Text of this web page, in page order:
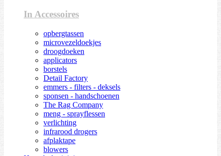
In Accessoires
opbergtassen
microvezeldoekjes
droogdoeken
applicators
borstels
Detail Factory
emmers - filters - deksels
sponsen - handschoenen
The Rag Company
meng - sprayflessen
verlichting
infrarood drogers
afplaktape
blowers